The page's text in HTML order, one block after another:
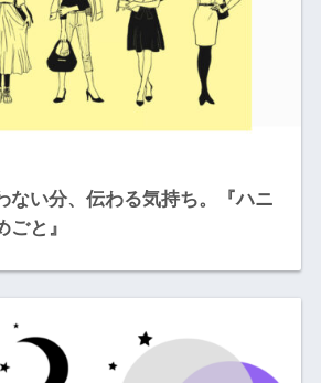
ない分、伝わる気持ち。『ハニ
と』